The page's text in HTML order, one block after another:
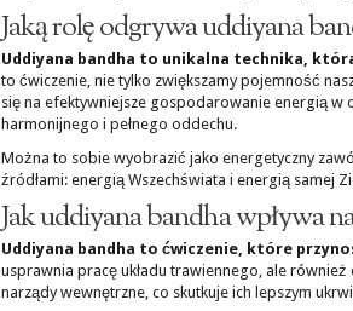
Jaką rolę odgrywa uddiyana
Uddiyana bandha to unikalna technika,
to ćwiczenie, nie tylko zwiększamy pojemność
się na efektywniejsze gospodarowanie energią w
harmonijnego i pełnego oddechu.
Można to sobie wyobrazić jako energetyczny
źródłami: energią Wszechświata i energią samej
Jak uddiyana bandha wpływa
Uddiyana bandha to ćwiczenie, które
usprawnia pracę układu trawiennego, ale
narządy wewnętrzne, co skutkuje ich lepszym